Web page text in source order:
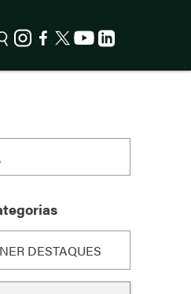
DESTAQUES